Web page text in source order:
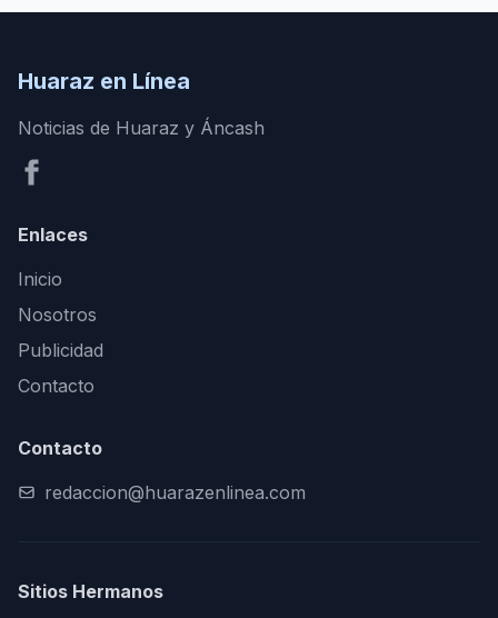
Huaraz en Línea
Noticias de Huaraz y Áncash
Enlaces
Inicio
Nosotros
Publicidad
Contacto
Contacto
redaccion@huarazenlinea.com
Sitios Hermanos